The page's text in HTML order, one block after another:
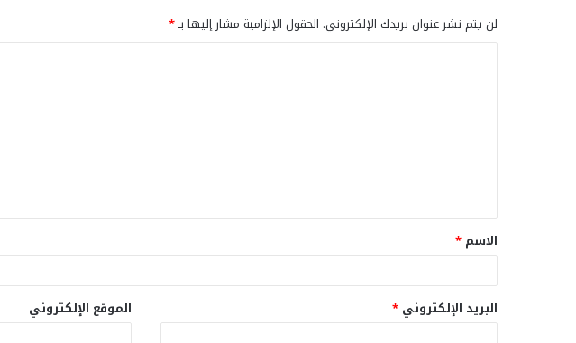
لن يتم نشر عنوان بريدك الإلكتروني. الحقول الإلزامية مشار إليها بـ*
ق
*
الاسم *
البريد الإلكتروني * الموقع الإلكتروني